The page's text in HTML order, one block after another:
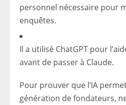
personnel nécessaire pour
enquêtes.
Il a utilisé ChatGPT pour
avant de passer à Claude.
Pour prouver que l’IA
génération de fondateurs,